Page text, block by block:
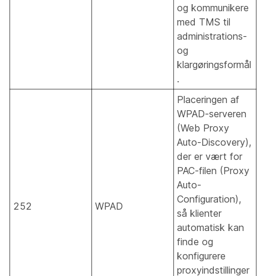
og kommunikere
med TMS til
administrations-
og
klargøringsformål
.
252 WPAD
Placeringen af
WPAD-serveren
(Web Proxy
Auto-Discovery),
der er vært for
PAC-filen (Proxy
Auto-
Configuration),
så klienter
automatisk kan
finde og
konfigurere
proxyindstillinger